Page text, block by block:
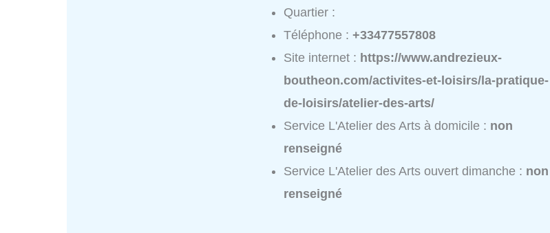
Quartier :
Téléphone :+33477557808
Site internet : https://www.andrezieux-
boutheon.com/activites-et-loisirs/la-pratique-
de-loisirs/atelier-des-arts/
Service L'Atelier des Arts à domicile : non
renseigné
Service L'Atelier des Arts ouvert dimanche : non
renseigné